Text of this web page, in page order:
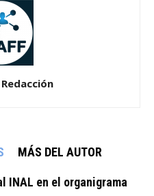
MÁS DEL AUTOR
INAL en el organigrama